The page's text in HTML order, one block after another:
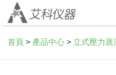
首頁 > 產品中心 > 立式壓力蒸